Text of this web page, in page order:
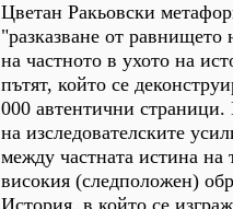
Цветан Ракьовски
"разказване от равнището
на частното в ухото на
пътят, който се
000 автентични
на изследователските
между частната истина на
високия (следположен)
История, в който се